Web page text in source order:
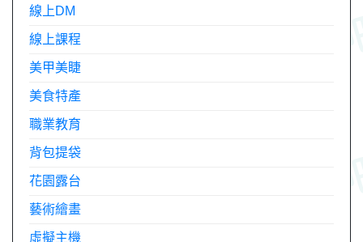
線上DM
線上課程
美甲美睫
美食特產
職業教育
背包提袋
花園露台
藝術繪畫
虛擬主機